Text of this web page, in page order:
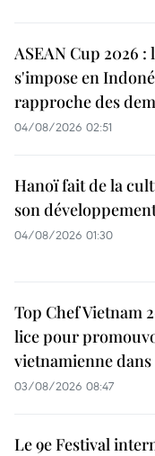
ASEAN Cup 2026 :
s'impose en
rapproche des
04/08/2026 02:51
Hanoï fait de la
son
04/08/2026 01:30
Top Chef Vietnam
lice pour
vietnamienne
03/08/2026 08:47
Le 9e Festival